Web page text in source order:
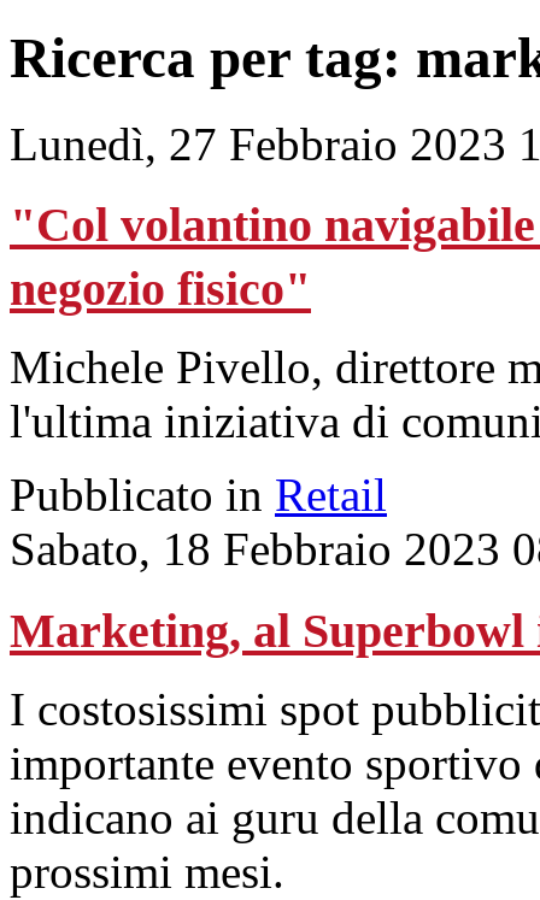
Ricerca per tag:
Lunedì, 27 Febbraio 2023
"Col volantino
negozio fisico"
Michele Pivello, direttore
l'ultima iniziativa di
Pubblicato in Retail
Sabato, 18 Febbraio 2023
Marketing, al Superbowl
I costosissimi spot
importante evento
indicano ai guru della
prossimi mesi.